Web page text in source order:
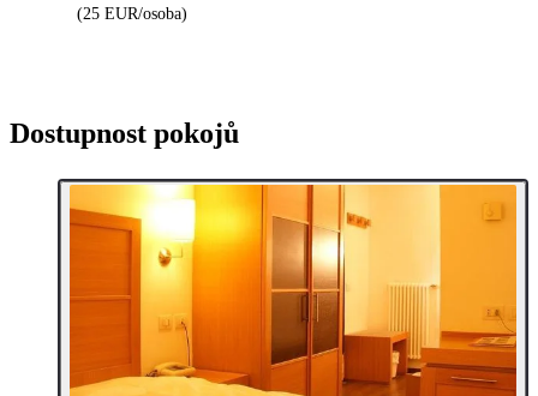
(25 EUR/osoba)
Dostupnost pokojů